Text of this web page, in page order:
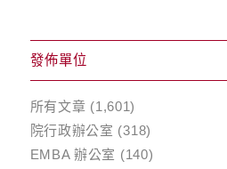
發佈單位
所有文章 (1,601)
院行政辦公室 (318)
EMBA 辦公室 (140)